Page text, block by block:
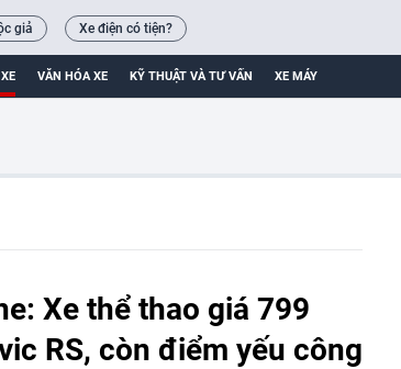
giả Xe điện có tiện?
VĂN HÓA XE KỸ THUẬT VÀ TƯ VẤN XE MÁY
Xe thể thao giá 799
RS, còn điểm yếu công